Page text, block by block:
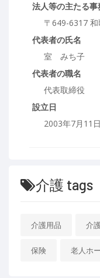
法人等の主たる
〒649-6317
代表者の氏名
室 みち子
代表者の職名
代表取締役
設立日
2003年7月11日
介護 tags
介護用品 介
保険 老人ホ